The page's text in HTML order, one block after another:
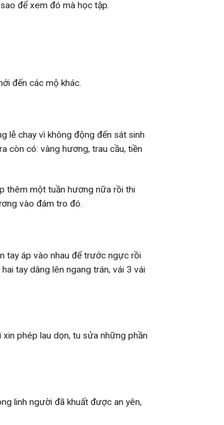
để xem đó mà học tập.
đến các mộ khác.
lễ chay vì không động đến sát sinh
còn có: vàng hương, trau cầu, tiền
thêm một tuần hương nữa rồi thi
vào đám tro đó.
tay áp vào nhau để trước ngực rồi
tay dâng lên ngang trán, vái 3 vái
phép lau dọn, tu sửa những phần
linh người đã khuất được an yên,